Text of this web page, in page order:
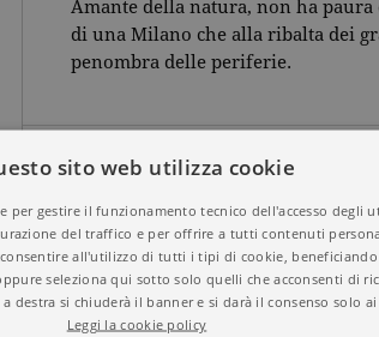
Amante della natura, non ha
di una Milano che alla ribalta dei
penombra delle periferie.
Titolo
Anime
ISBN
9788811609995
Autore
Daniele
Collana
Casa Editrice
sito web utilizza cookie
per gestire il funzionamento tecnico dell'accesso degli
del traffico e per offrire a tutti contenuti
all'utilizzo di tutti i tipi di cookie,
seleziona qui sotto solo quelli che acconsenti di
destra si chiuderà il banner e si darà il consenso solo ai
Leggi la cookie policy